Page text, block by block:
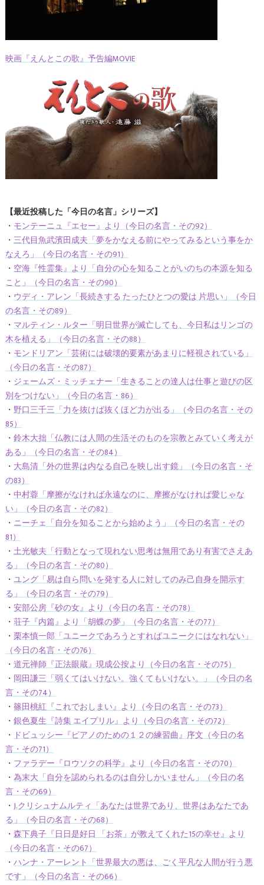
映画『えんとこの歌』予告編MOVIE
【最近投稿した「今日の名言」シリーズ】
・ モンテーニュ『エセー』より（今日の名言・その92）
・ 三代目魚武濱田成夫「夢をかなえる前にやってみるという事をか
なえろ」（今日の名言・その91）
・ 空海『性霊集』より「自分の心を知ることがいのちの本源を知る
こと」（今日の名言・その90）
・ ウディ・アレン「長続きする たったひとつの愛は 片思い」（今日
の名言・その89）
・ マルティン・ルター「明日世界が滅亡しても、今日私はリンゴの
木を植える」（今日の名言・その88）
・ モンドリアン「芸術には破壊的要素があまりに軽視されている」
（今日の名言・その87）
・ ジェームズ・ミッチェナー「生きることの達人は仕事と遊びの区
別をつけない」（今日の名言・86）
・ 野口三千三「力を抜けば抜くほど力が出る」（今日の名言・その
85）
・ 鈴木大拙「仏教には人間の生活そのものを宗教とみていく考えが
ある」（今日の名言・その84）
・ 大島清「外の世界は内なる自己を映し出す鏡」（今日の名言・そ
の83）
・ 中村蓉「摩擦がなければ永遠なのに、摩擦がなければ愛じゃな
い」（今日の名言・その82）
・ ニーチェ「自分を知ることから始めよう」（今日の名言・その
81）
・ 土光敏夫「行動となって現れない思考は無用であり有害でさえあ
る」（今日の名言・その80）
・ ユング「易は自ら問いを発する人に対してのみ己自身を開示す
る」（今日の名言・その79）
・ 安部公房『砂の女』より（今日の名言・その78）
・ 荘子『内篇』より「胡蝶の夢」（今日の名言・その77）
・ 栗本慎一郎「ユニークであろうとすればユニークにはなれない」
（今日の名言・その76）
・ 道元禅師『正法眼蔵』現成公按より（今日の名言・その75）
・ 岡田謙三「弱くてはいけない。強くてもいけない。」（今日の名
言・その74）
・ 篠田桃紅『これでおしまい』より（今日の名言・その73）
・ 銀色夏生『詩集 エイプリル』より（今日の名言・その72）
・ ドビュッシー『ピアノのための１２の練習曲』序文（今日の名
言・その71）
・ ファラデー『ロウソクの科学』より（今日の名言・その70）
・ 為末大「自分を認められるのは自分しかいません」（今日の名
言・その69）
・ J.クリシュナムルティ「あなたは世界であり、世界はあなたであ
る」（今日の名言・その68）
・ 森下典子『日日是好日 「お茶」が教えてくれた15の幸せ』より
（今日の名言・その67）
・ ハンナ・アーレント「世界最大の悪は、ごく平凡な人間が行う悪
です」（今日の名言・その66）